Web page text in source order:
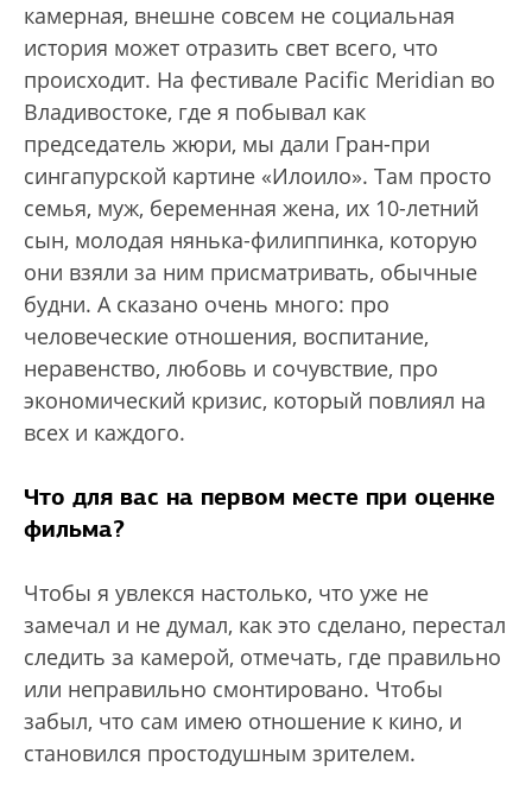
камерная, внешне совсем не социальная
история может отразить свет всего, что
происходит. На фестивале Pacific Meridian во
Владивостоке, где я побывал как
председатель жюри, мы дали Гран-при
сингапурской картине «Илоило». Там просто
семья, муж, беременная жена, их 10-летний
сын, молодая нянька-филиппинка, которую
они взяли за ним присматривать, обычные
будни. А сказано очень много: про
человеческие отношения, воспитание,
неравенство, любовь и сочувствие, про
экономический кризис, который повлиял на
всех и каждого.
Что для вас на первом месте при оценке
фильма?
Чтобы я увлекся настолько, что уже не
замечал и не думал, как это сделано, перестал
следить за камерой, отмечать, где правильно
или неправильно смонтировано. Чтобы
забыл, что сам имею отношение к кино, и
становился простодушным зрителем.